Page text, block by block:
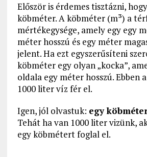
Először is érdemes tisztázni,
köbméter. A köbméter (m³) a
mértékegysége, amely egy egy
méter hosszú és egy méter
jelent. Ha ezt egyszerűsíteni
köbméter egy olyan „kocka”,
oldala egy méter hosszú. Ebben
1000 liter víz fér el.
Igen, jól olvastuk: egy
Tehát ha van 1000 liter vizünk,
egy köbmétert foglal el.